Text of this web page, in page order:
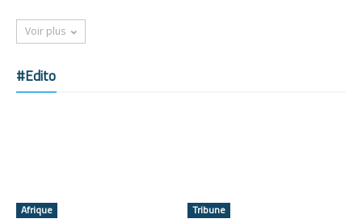
Voir plus
#Edito
Afrique Tribune